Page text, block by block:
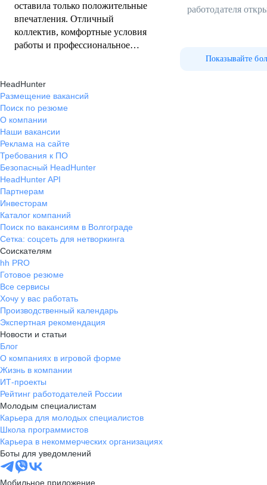
оставила только положительные
впечатления. Отличный
коллектив, комфортные условия
работы и профессиональное
развитие и поддерживают
высокий уровень сервиса.
Благодарен за полученный опыт и
работу в сильной команде.
работодателя
Показывайте
HeadHunter
Размещение вакансий
Поиск по резюме
О компании
Наши вакансии
Реклама на сайте
Требования к ПО
Безопасный HeadHunter
HeadHunter API
Партнерам
Инвесторам
Каталог компаний
Поиск по вакансиям в Волгограде
Сетка: соцсеть для нетворкинга
Соискателям
hh PRO
Готовое резюме
Все сервисы
Хочу у вас работать
Производственный календарь
Экспертная рекомендация
Новости и статьи
Блог
О компаниях в игровой форме
Жизнь в компании
ИТ-проекты
Рейтинг работодателей России
Молодым специалистам
Карьера для молодых специалистов
Школа программистов
Карьера в некоммерческих организациях
Боты для уведомлений
Мобильное приложение